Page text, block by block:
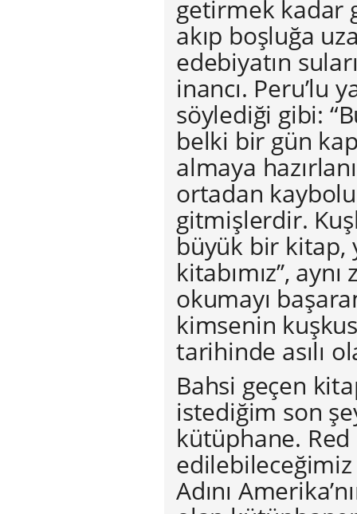
getirmek kadar
akıp boşluğa
edebiyatın
inancı. Peru’lu
söylediği gibi:
belki bir gün
almaya
ortadan
gitmişlerdir.
büyük bir kitap,
kitabımız’’,
okumayı
kimsenin
tarihinde asılı
Bahsi geçen
istediğim son
kütüphane.
Adını